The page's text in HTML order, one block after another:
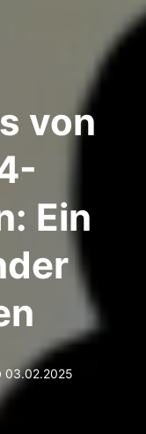
von
Ein
03.02.2025